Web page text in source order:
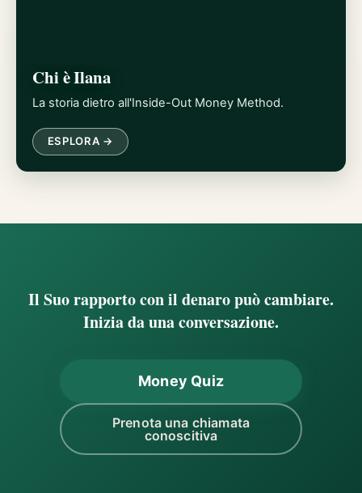
Chi è Ilana
La storia dietro all'Inside-Out Money Method.
ESPLORA →
Il Suo rapporto con il denaro può cambiare.
Inizia da una conversazione.
Money Quiz
Prenota una chiamata
conoscitiva